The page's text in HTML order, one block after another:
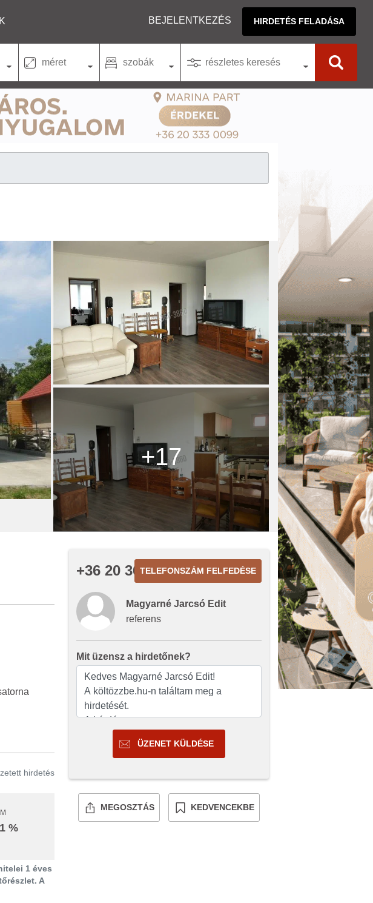
BEJELENTKEZÉS HIRDETÉS FELADÁSA
méret szobák részletes keresés
hirdetés
%
1 éves
A
+36 20 366TELEFONSZÁM FELFEDÉSE
Magyarné Jarcsó Edit
referens
Mit üzensz a hirdetőnek?
ÜZENET KÜLDÉSE
MEGOSZTÁS KEDVENCEKBE